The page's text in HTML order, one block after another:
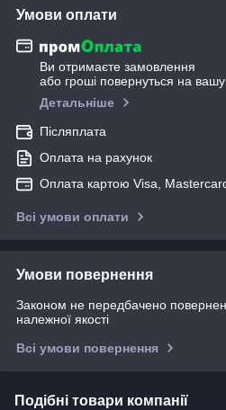
Умови оплати
Ви отримаєте замовлення
або гроші повернуться на вашу
Детальніше
Післяплата
Оплата на рахунок
Оплата картою Visa,
Всі умови оплати
Умови повернення
Законом не передбачено
належної якості
Всі умови повернення
Подібні товари компанії